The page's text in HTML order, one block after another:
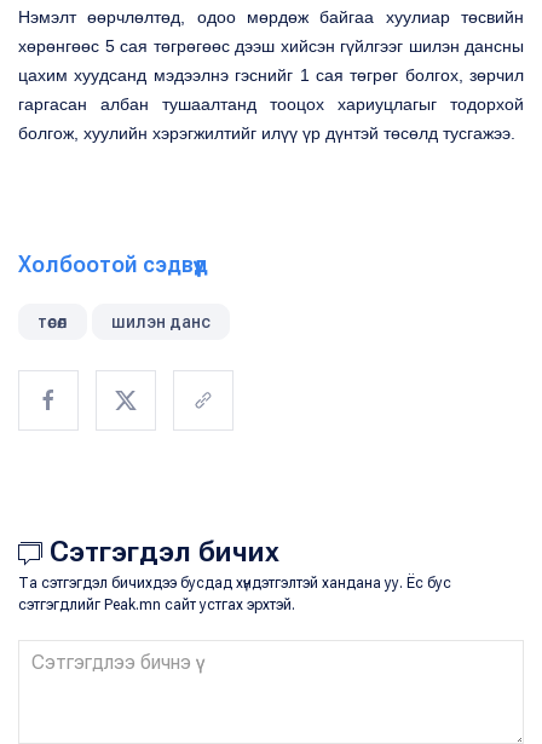
Нэмэлт өөрчлөлтөд, одоо мөрдөж байгаа хуулиар төсвийн
хөрөнгөөс 5 сая төгрөгөөс дээш хийсэн гүйлгээг шилэн дансны
цахим хуудсанд мэдээлнэ гэснийг 1 сая төгрөг болгох, зөрчил
гаргасан албан тушаалтанд тооцох хариуцлагыг тодорхой
болгож, хуулийн хэрэгжилтийг илүү үр дүнтэй төсөлд тусгажээ.
Холбоотой сэдвүүд
төсөл шилэн данс
Сэтгэгдэл бичих
Та сэтгэгдэл бичихдээ бусдад хүндэтгэлтэй хандана уу. Ёс бус
сэтгэгдлийг Peak.mn сайт устгах эрхтэй.